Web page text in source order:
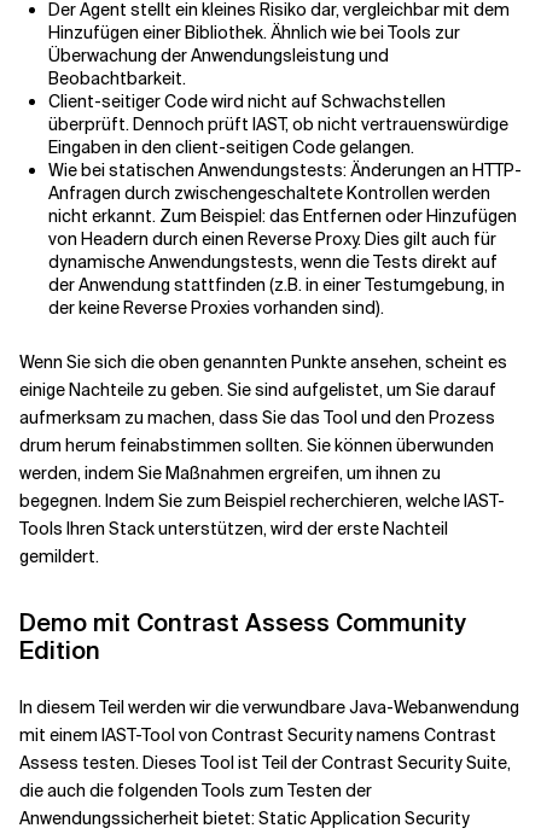
Der Agent stellt ein kleines Risiko dar, vergleichbar mit dem
Hinzufügen einer Bibliothek. Ähnlich wie bei Tools zur
Überwachung der Anwendungsleistung und
Beobachtbarkeit.
Client-seitiger Code wird nicht auf Schwachstellen
überprüft. Dennoch prüft IAST, ob nicht vertrauenswürdige
Eingaben in den client-seitigen Code gelangen.
Wie bei statischen Anwendungstests: Änderungen an HTTP-
Anfragen durch zwischengeschaltete Kontrollen werden
nicht erkannt. Zum Beispiel: das Entfernen oder Hinzufügen
von Headern durch einen Reverse Proxy. Dies gilt auch für
dynamische Anwendungstests, wenn die Tests direkt auf
der Anwendung stattfinden (z.B. in einer Testumgebung, in
der keine Reverse Proxies vorhanden sind).
Wenn Sie sich die oben genannten Punkte ansehen, scheint es
einige Nachteile zu geben. Sie sind aufgelistet, um Sie darauf
aufmerksam zu machen, dass Sie das Tool und den Prozess
drum herum feinabstimmen sollten. Sie können überwunden
werden, indem Sie Maßnahmen ergreifen, um ihnen zu
begegnen. Indem Sie zum Beispiel recherchieren, welche IAST-
Tools Ihren Stack unterstützen, wird der erste Nachteil
gemildert.
Demo mit Contrast Assess Community
Edition
In diesem Teil werden wir die verwundbare Java-Webanwendung
mit einem IAST-Tool von Contrast Security namens Contrast
Assess testen. Dieses Tool ist Teil der Contrast Security Suite,
die auch die folgenden Tools zum Testen der
Anwendungssicherheit bietet: Static Application Security